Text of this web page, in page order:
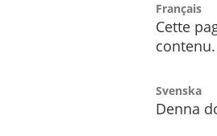
Français
Cette
contenu.
Svenska
Denna